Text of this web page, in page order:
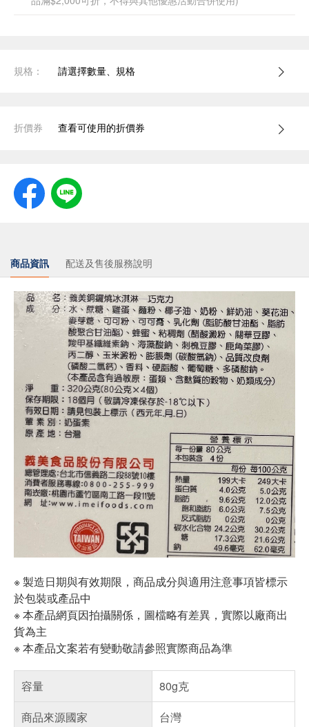
規格： 請選擇數量、規格
折價券 查看可使用的折價券
商品資訊 配送及售後服務說明
※ 製造日期與有效期限，商品成分與適用注意事項皆標示
於包裝或產品中
※ 本產品網頁因拍攝關係，圖檔略有差異，實際以廠商出
貨為主
※ 本產品文案若有變動敬請參照實際商品為準
容量
80g克
商品來源國家
台灣